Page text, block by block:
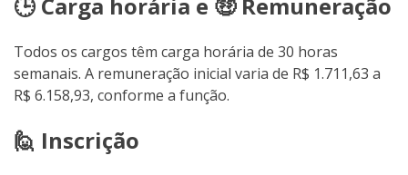
🕒 Carga horária e 🤑 Remuneração
Todos os cargos têm carga horária de 30 horas
semanais. A remuneração inicial varia de R$ 1.711,63 a
R$ 6.158,93, conforme a função.
🙋 Inscrição